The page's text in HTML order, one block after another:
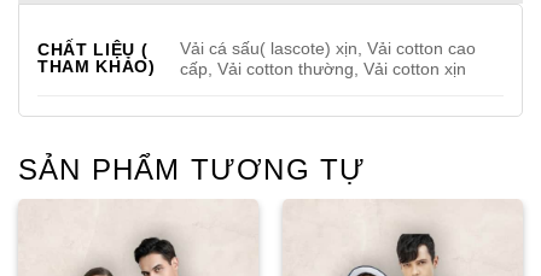
CHẤT LIỆU (
THAM KHẢO)
Vải cá sấu( lascote) xịn, Vải cotton cao
cấp, Vải cotton thường, Vải cotton xịn
SẢN PHẨM TƯƠNG TỰ